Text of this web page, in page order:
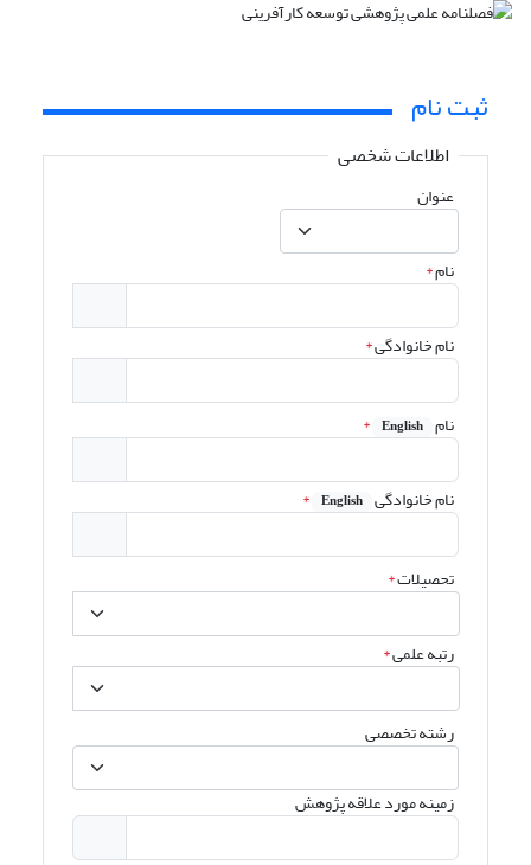
ثبت نام
اطلاعات شخصی
عنوان
نام*
نام خانوادگی*
نام English
*
نام خانوادگی English
*
تحصیلات*
رتبه علمی*
رشته تخصصی
زمینه مورد علاقه پژوهش